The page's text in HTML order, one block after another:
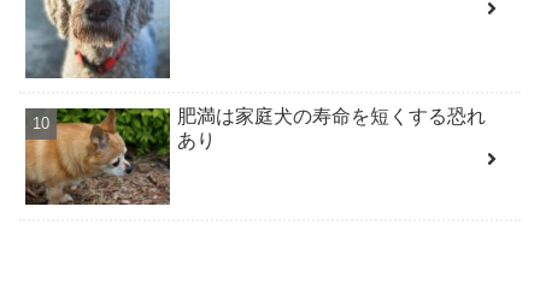
肥満は家庭犬の寿命を短くする恐れ
あり